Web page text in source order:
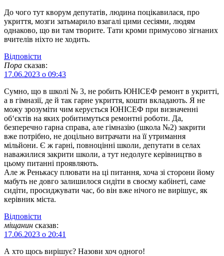
До чого тут кворум депутатів, людина поцікавилася, про
укриття, мозги затьмарило взагалі цими сесіями, людям
однаково, що ви там творите. Тати кроми примусово зігнаних
вчителів ніхто не ходить.
Відповіcти
Пора сказав:
17.06.2023 о 09:43
Сумно, що в школі № 3, не робить ЮНІСЕФ ремонт в укритті,
а в гімназії, де й так гарне укриття, кошти вкладають. Я не
можу зрозуміти чим керується ЮНІСЕФ при визначенні
об‘єктів на яких робитимуться ремонтні роботи. Да,
безперечно гарна справа, але гімназію (школа №2) закрити
вже потрібно, не доцільно витрачати на її утримання
мільйони. Є ж гарні, повноцінні школи, депутати в селах
наважилися закрити школи, а тут недолуге керівництво в
цьому питанні проявляють.
Але ж Ренькасу плювати на ці питання, хоча зі сторони йому
мабуть не довго залишилося сидіти в своєму кабінеті, саме
сидіти, просиджувати час, бо він вже нічого не вирішує, як
керівник міста.
Відповіcти
міщанин сказав:
17.06.2023 о 20:41
А хто щось вирішує? Назови хоч одного!